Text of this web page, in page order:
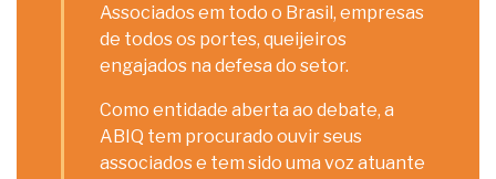
Associados em todo o Brasil, empresas
de todos os portes, queijeiros
engajados na defesa do setor.
Como entidade aberta ao debate, a
ABIQ tem procurado ouvir seus
associados e tem sido uma voz atuante